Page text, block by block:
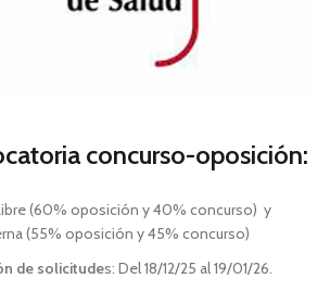
concurso-oposición:
(60% oposición y 40% concurso) y
(55% oposición y 45% concurso)
de solicitudes: Del 18/12/25 al 19/01/26.